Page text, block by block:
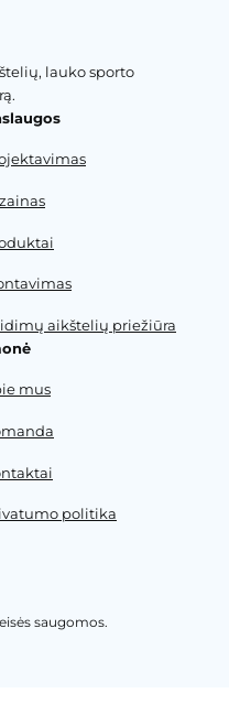
lauko sporto
aikštelių priežiūra
mus
politika
saugomos.